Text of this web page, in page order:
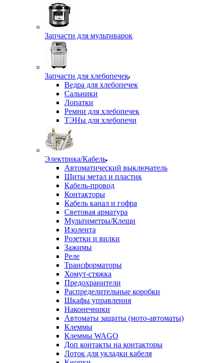
Запчасти для мультиварок
Запчасти для хлебопечек
Ведра для хлебопечек
Сальники
Лопатки
Ремни для хлебопечек
ТЭНы для хлебопечи
Электрика/Кабель
Автоматический выключатель
Щиты метал и пластик
Кабель-провод
Контакторы
Кабель канал и гофра
Световая арматура
Мультиметры/Клещи
Изолента
Розетки и вилки
Зажимы
Реле
Трансформаторы
Хомут-стяжка
Предохранители
Распределительные коробки
Шкафы управления
Наконечники
Автоматы защиты (мото-автоматы)
Клеммы
Клеммы WAGO
Доп контакты на контакторы
Лоток для укладки кабеля